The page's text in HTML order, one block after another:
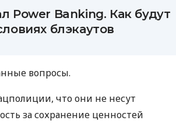
Power Banking. Как будут
блэкаутов
вопросы.
что они не несут
за сохранение ценностей